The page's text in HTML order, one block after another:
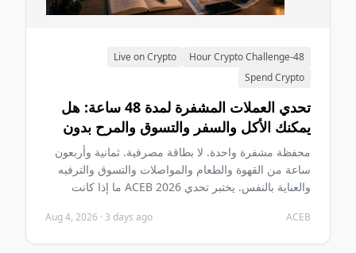
Live on Crypto
Spend Crypto
تحدي العملات المشفرة لمدة 48 ساعة: هل
يمكنك الأكل والسفر والتسوق والمرح بدون
بطاقة مصرفية في 2026؟
محفظة مشفرة واحدة. لا بطاقة مصرفية. ثمانية وأربعون
ساعة من القهوة والطعام والمواصلات والتسوق والترفيه
والعناية بالنفس. يختبر تحدي ACEB 2026 ما إذا كانت
المشكلة الأساسية في هذين اليومين.
ACEB
Aug 4, 2026·3 days ago